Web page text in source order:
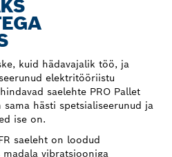
kuid hädavajalik töö, ja
elektritööriistu
saelehte PRO Pallet
sama hästi spetsialiseerunud ja
ise on.
saeleht on loodud
madala vibratsiooniga